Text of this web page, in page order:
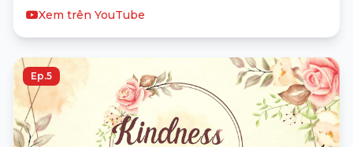
Xem trên YouTube
Ep.5